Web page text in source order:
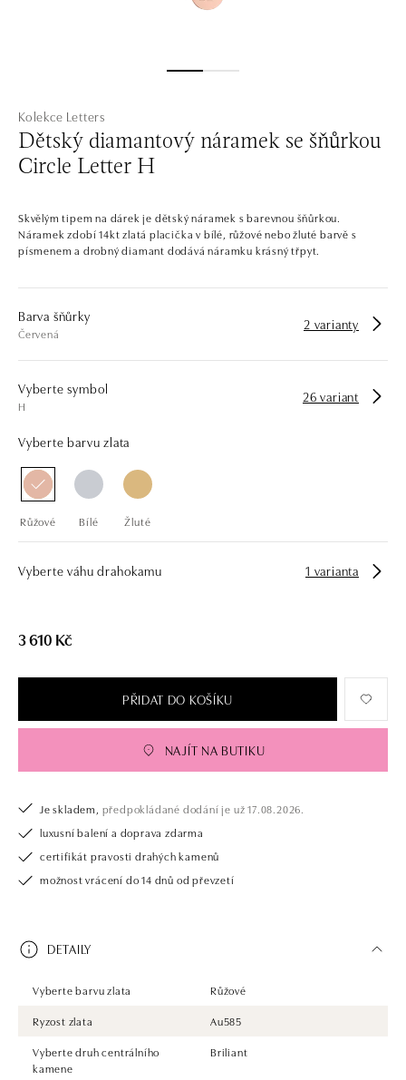
Kolekce Letters
Dětský diamantový náramek se šňůrkou
Circle Letter H
Skvělým tipem na dárek je dětský náramek s barevnou šňůrkou.
Náramek zdobí 14kt zlatá placička v bílé, růžové nebo žluté barvě s
písmenem a drobný diamant dodává náramku krásný třpyt.
Barva šňůrky
Červená
2 varianty
Vyberte symbol
H
26 variant
Vyberte barvu zlata
Růžové Bílé Žluté
Vyberte váhu drahokamu 1 varianta
3 610 Kč
PŘIDAT DO KOŠÍKU
NAJÍT NA BUTIKU
Je skladem, předpokládané dodání je už 17.08.2026.
luxusní balení a doprava zdarma
certifikát pravosti drahých kamenů
možnost vrácení do 14 dnů od převzetí
DETAILY
Vyberte barvu zlata
Růžové
Ryzost zlata
Au585
Vyberte druh centrálního
kamene
Briliant